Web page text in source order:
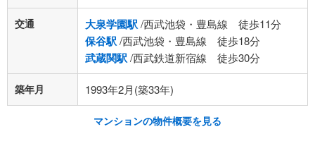
交通 大泉学園駅/西武池袋・豊島線 徒歩11分
保谷駅/西武池袋・豊島線 徒歩18分
武蔵関駅/西武鉄道新宿線 徒歩30分
築年月 1993年2月(築33年)
マンションの物件概要を見る